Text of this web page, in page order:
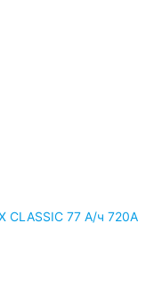
CLASSIC 77 А/ч 720А